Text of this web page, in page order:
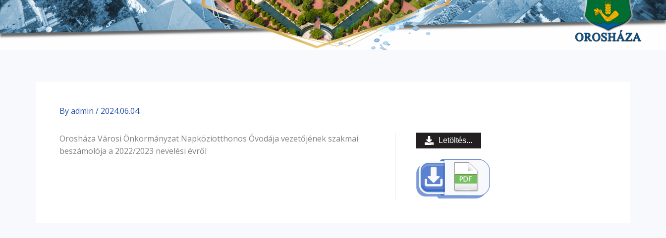
Byadmin / 2024.06.04.
Orosháza Városi Önkormányzat Napköziotthonos Óvodája vezetőjének szakmai
beszámolója a 2022/2023 nevelési évről
Letöltés...